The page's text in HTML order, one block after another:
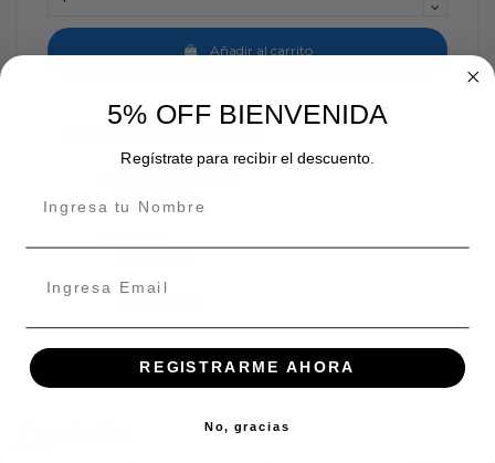
Añadir al carrito
5% OFF BIENVENIDA
Regístrate para recibir el descuento.
REGISTRARME AHORA
No, gracias